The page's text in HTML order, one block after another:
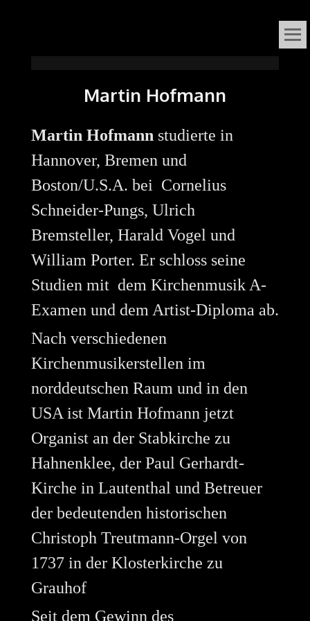
SÜDNIEDERSACHSEN
Martin Hofmann
Martin Hofmann studierte in
Hannover, Bremen und
Boston/U.S.A. bei Cornelius
Schneider-Pungs, Ulrich
Bremsteller, Harald Vogel und
William Porter. Er schloss seine
Studien mit dem Kirchenmusik A-
Examen und dem Artist-Diploma ab.
Nach verschiedenen
Kirchenmusikerstellen im
norddeutschen Raum und in den
USA ist Martin Hofmann jetzt
Organist an der Stabkirche zu
Hahnenklee, der Paul Gerhardt-
Kirche in Lautenthal und Betreuer
der bedeutenden historischen
Christoph Treutmann-Orgel von
1737 in der Klosterkirche zu
Grauhof
Seit dem Gewinn des